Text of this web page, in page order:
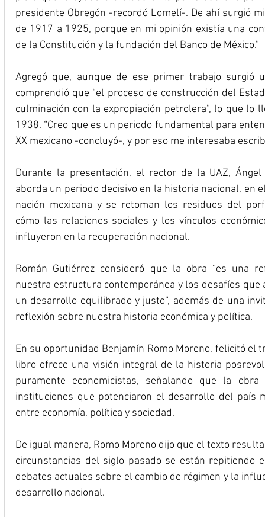
presidente Obregón -recordó Lomelí-. De ahí surgió
de 1917 a 1925, porque en mi opinión existía una
de la Constitución y la fundación del Banco de México.”
Agregó que, aunque de ese primer trabajo surgió
comprendió que “el proceso de construcción del
culminación con la expropiación petrolera”, lo que lo
1938. “Creo que es un periodo fundamental para
XX mexicano -concluyó-, y por eso me interesaba
Durante la presentación, el rector de la UAZ,
aborda un periodo decisivo en la historia nacional, en
nación mexicana y se retoman los residuos del
cómo las relaciones sociales y los vínculos
influyeron en la recuperación nacional.
Román Gutiérrez consideró que la obra “es una
nuestra estructura contemporánea y los desafíos
un desarrollo equilibrado y justo”, además de una
reflexión sobre nuestra historia económica y política.
En su oportunidad Benjamín Romo Moreno, felicitó el
libro ofrece una visión integral de la historia
puramente economicistas, señalando que la
instituciones que potenciaron el desarrollo del país
entre economía, política y sociedad.
De igual manera, Romo Moreno dijo que el texto
circunstancias del siglo pasado se están repitiendo
debates actuales sobre el cambio de régimen y la
desarrollo nacional.